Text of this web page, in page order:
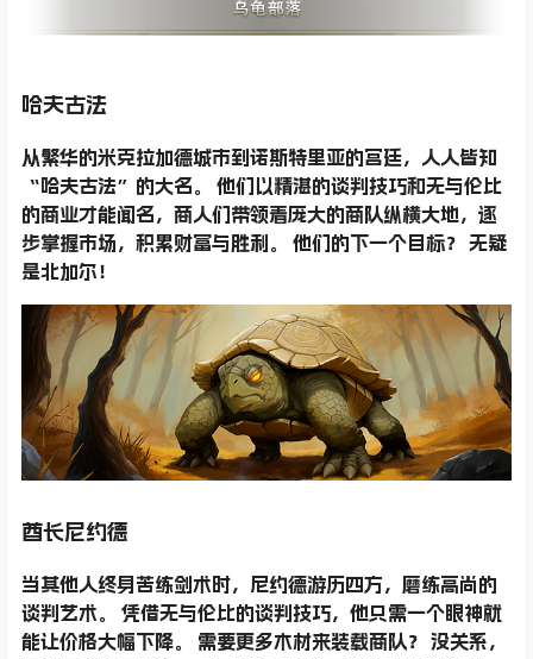
哈夫古法
从繁华的米克拉加德城市到诺斯特里亚的宫廷，人人皆知
“哈夫古法”的大名。 他们以精湛的谈判技巧和无与伦比
的商业才能闻名，商人们带领着庞大的商队纵横大地，逐
步掌握市场，积累财富与胜利。 他们的下一个目标？ 无疑
是北加尔！
酋长尼约德
当其他人终身苦练剑术时，尼约德游历四方，磨练高尚的
谈判艺术。 凭借无与伦比的谈判技巧，他只需一个眼神就
能让价格大幅下降。 需要更多木材来装载商队？ 没关系，